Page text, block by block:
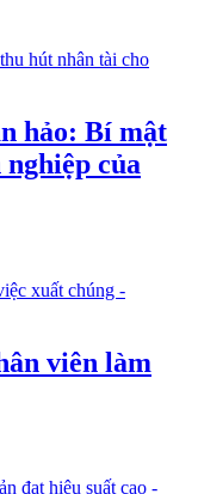
hảo: Bí mật
của
viên làm